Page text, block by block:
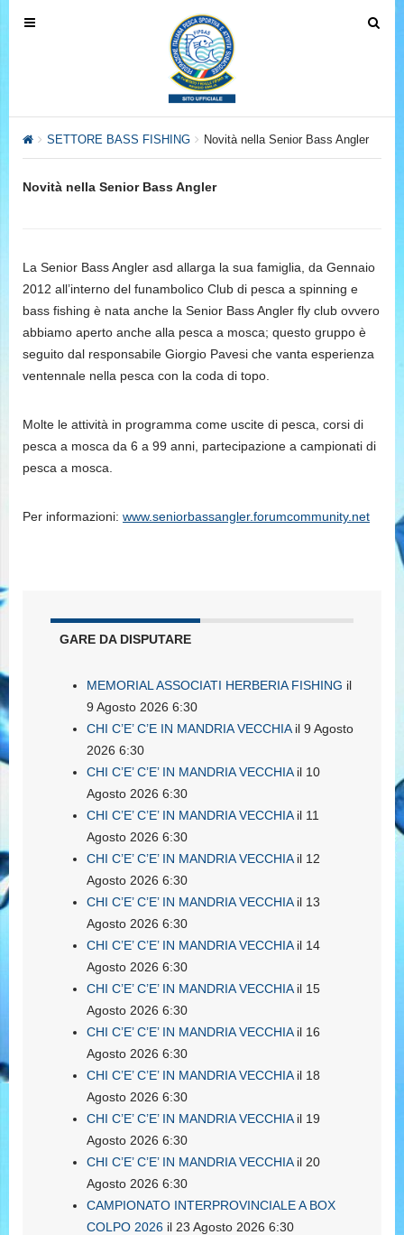
T
v
a
t
i
T
a
SETTORE BASS FISHING Novità nella Senior Bass Angler
Novità nella Senior Bass Angler
La Senior Bass Angler asd allarga la sua famiglia, da Gennaio
2012 all’interno del funambolico Club di pesca a spinning e
bass fishing è nata anche la Senior Bass Angler fly club ovvero
abbiamo aperto anche alla pesca a mosca; questo gruppo è
seguito dal responsabile Giorgio Pavesi che vanta esperienza
ventennale nella pesca con la coda di topo.
Molte le attività in programma come uscite di pesca, corsi di
pesca a mosca da 6 a 99 anni, partecipazione a campionati di
pesca a mosca.
Per informazioni: www.seniorbassangler.forumcommunity.net
GARE DA DISPUTARE
MEMORIAL ASSOCIATI HERBERIA FISHING il
9 Agosto 2026 6:30
CHI C’E’ C’E IN MANDRIA VECCHIAil 9 Agosto
2026 6:30
CHI C’E’ C’E’ IN MANDRIA VECCHIAil 10
Agosto 2026 6:30
CHI C’E’ C’E’ IN MANDRIA VECCHIAil 11
Agosto 2026 6:30
CHI C’E’ C’E’ IN MANDRIA VECCHIAil 12
Agosto 2026 6:30
CHI C’E’ C’E’ IN MANDRIA VECCHIAil 13
Agosto 2026 6:30
CHI C’E’ C’E’ IN MANDRIA VECCHIAil 14
Agosto 2026 6:30
CHI C’E’ C’E’ IN MANDRIA VECCHIAil 15
Agosto 2026 6:30
CHI C’E’ C’E’ IN MANDRIA VECCHIAil 16
Agosto 2026 6:30
CHI C’E’ C’E’ IN MANDRIA VECCHIAil 18
Agosto 2026 6:30
CHI C’E’ C’E’ IN MANDRIA VECCHIAil 19
Agosto 2026 6:30
CHI C’E’ C’E’ IN MANDRIA VECCHIAil 20
Agosto 2026 6:30
CAMPIONATO INTERPROVINCIALE A BOX
COLPO 2026 il 23 Agosto 2026 6:30